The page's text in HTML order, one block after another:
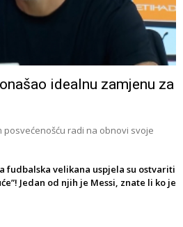
idealnu zamjenu za
posvećenošću radi na obnovi svoje
fudbalska velikana uspjela su ostvariti
Jedan od njih je Messi, znate li ko je